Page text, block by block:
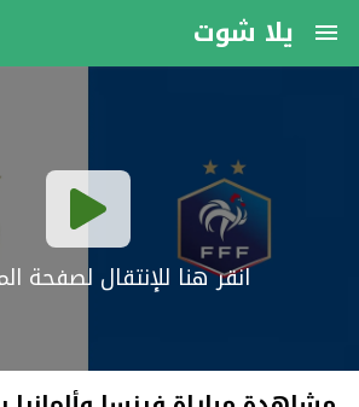
يلا شوت
انقر هنا للإنتقال لصفحة